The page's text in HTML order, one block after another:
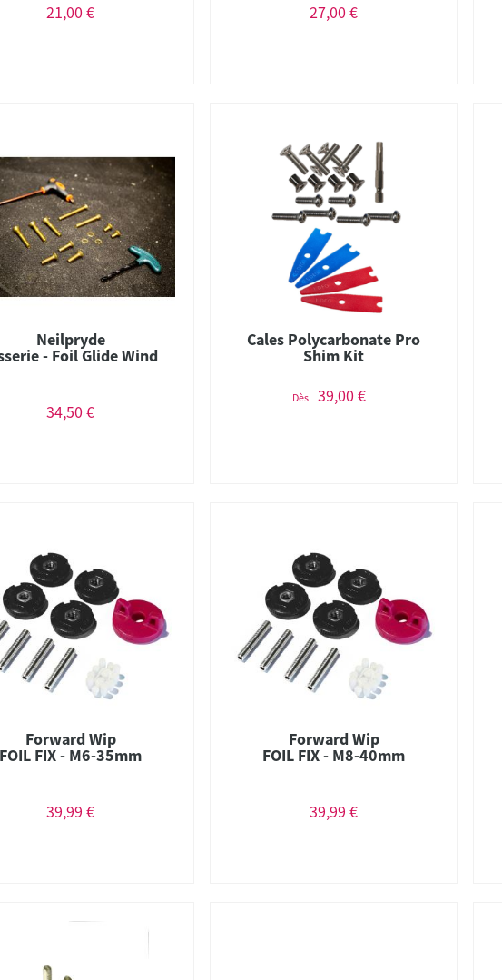
21,00 € 27,00 €
Neilpryde
- Foil Glide Wind
34,50 €
Cales Polycarbonate Pro
Shim Kit
Dès 39,00 €
Forward Wip
FOIL FIX - M6-35mm
39,99 €
Forward Wip
FOIL FIX - M8-40mm
39,99 €